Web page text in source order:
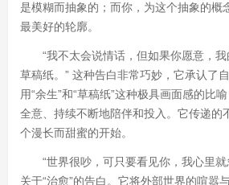
是模糊而抽象的；而你，为这个抽象的概
最美好的轮廓。
“我不太会说情话，但如果你愿意，
草稿纸。” 这种告白非常巧妙，它承认了
用“余生”和“草稿纸”这种极具画面感的比
全意、持续不断地陪伴和投入。它传递的
个漫长而甜蜜的开始。
“世界很吵，可只要看见你，我心里
关于“治愈”的告白。它将外部世界的喧嚣